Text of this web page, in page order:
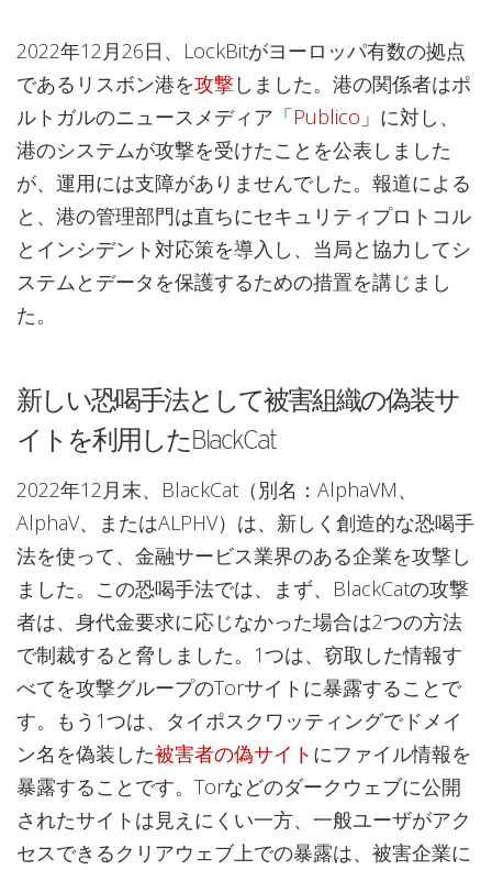
2022年12月26日、LockBitがヨーロッパ有数の拠点
であるリスボン港を攻撃しました。港の関係者はポ
ルトガルのニュースメディア「Publico 」に対し、
港のシステムが攻撃を受けたことを公表しました
が、運用には支障がありませんでした。報道による
と、港の管理部門は直ちにセキュリティプロトコル
とインシデント対応策を導入し、当局と協力してシ
ステムとデータを保護するための措置を講じまし
た。
新しい恐喝手法として被害組織の偽装サ
イトを利用したBlackCat
2022年12月末、BlackCat（別名：AlphaVM、
AlphaV、またはALPHV）は、新しく創造的な恐喝手
法を使って、金融サービス業界のある企業を攻撃し
ました。この恐喝手法では、まず、BlackCatの攻撃
者は、身代金要求に応じなかった場合は2つの方法
で制裁すると脅しました。1つは、窃取した情報す
べてを攻撃グループのTorサイトに暴露することで
す。もう1つは、タイポスクワッティングでドメイ
ン名を偽装した被害者の偽サイト にファイル情報を
暴露することです。Torなどのダークウェブに公開
されたサイトは見えにくい一方、一般ユーザがアク
セスできるクリアウェブ上での暴露は、被害企業に